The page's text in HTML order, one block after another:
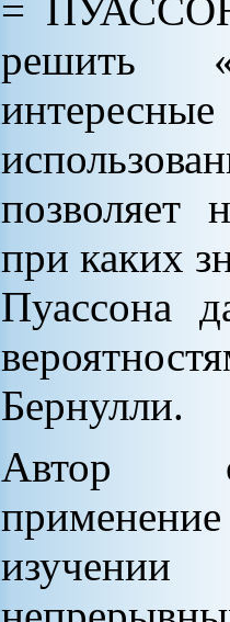
= ПУАССОН
решить
позволяет
при каких
Пуассона
Бернулли.
Автор
изучении